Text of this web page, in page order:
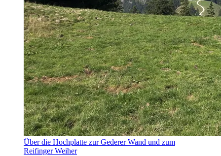
Über die Hochplatte zur Gederer Wand und zum
Reifinger Weiher